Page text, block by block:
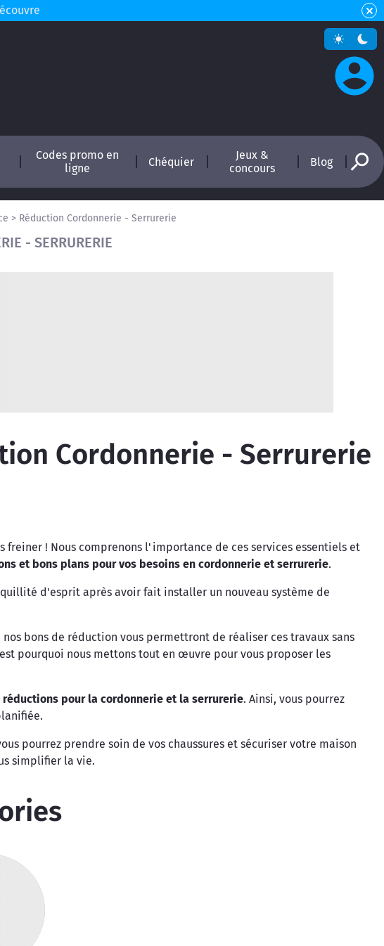
Codes promo en
ligne
Chéquier
Jeux &
concours
Blog
> Réduction Cordonnerie - Serrurerie
- SERRURERIE
Cordonnerie - Serrurerie
freiner ! Nous comprenons l'importance de ces services essentiels et
et bons plans pour vos besoins en cordonnerie et serrurerie.
d'esprit après avoir fait installer un nouveau système de
bons de réduction vous permettront de réaliser ces travaux sans
pourquoi nous mettons tout en œuvre pour vous proposer les
réductions pour la cordonnerie et la serrurerie. Ainsi, vous pourrez
pourrez prendre soin de vos chaussures et sécuriser votre maison
simplifier la vie.